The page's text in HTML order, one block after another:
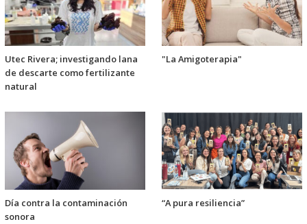
Utec Rivera; investigando lana
de descarte como fertilizante
natural
"La Amigoterapia"
Día contra la contaminación
sonora
“A pura resiliencia”